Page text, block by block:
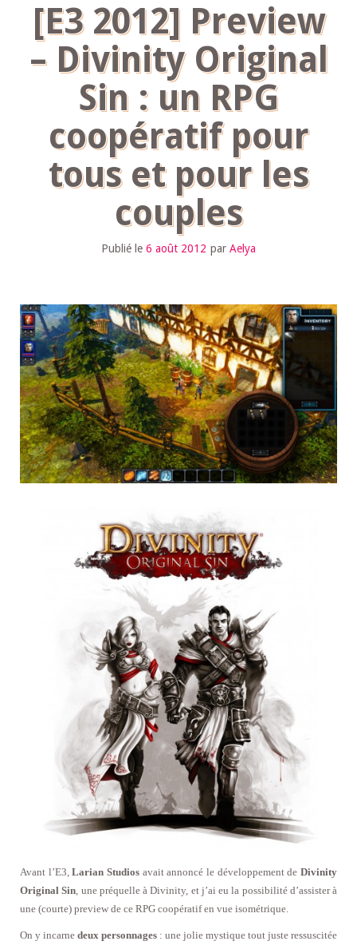
[E3 2012] Preview
– Divinity Original
Sin : un RPG
coopératif pour
tous et pour les
couples
Publié le 6 août 2012 par Aelya
Avant l’E3,Larian Studios avait annoncé le développement deDivinity
Original Sin, une préquelle à Divinity, et j’ai eu la possibilité d’assister à
une (courte) preview de ce RPG coopératif en vue isométrique.
On y incarne deux personnages : une jolie mystique tout juste ressuscitée